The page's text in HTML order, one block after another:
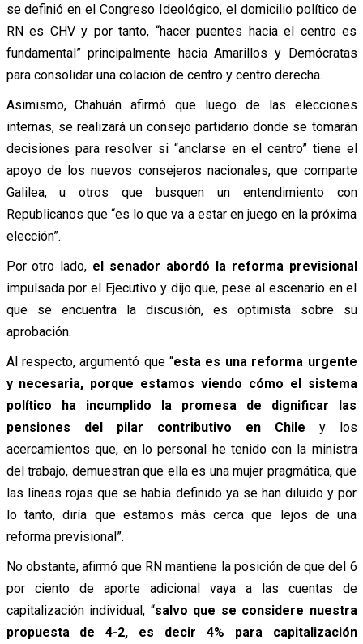
se definió en el Congreso Ideológico, el domicilio político de
RN es CHV y por tanto, “hacer puentes hacia el centro es
fundamental” principalmente hacia Amarillos y Demócratas
para consolidar una colación de centro y centro derecha.
Asimismo, Chahuán afirmó que luego de las elecciones
internas, se realizará un consejo partidario donde se tomarán
decisiones para resolver si “anclarse en el centro” tiene el
apoyo de los nuevos consejeros nacionales, que comparte
Galilea, u otros que busquen un entendimiento con
Republicanos que “es lo que va a estar en juego en la próxima
elección”.
Por otro lado, el senador abordó la reforma previsional
impulsada por el Ejecutivo y dijo que, pese al escenario en el
que se encuentra la discusión, es optimista sobre su
aprobación.
Al respecto, argumentó que “esta es una reforma urgente
y necesaria, porque estamos viendo cómo el sistema
político ha incumplido la promesa de dignificar las
pensiones del pilar contributivo en Chile y los
acercamientos que, en lo personal he tenido con la ministra
del trabajo, demuestran que ella es una mujer pragmática, que
las líneas rojas que se había definido ya se han diluido y por
lo tanto, diría que estamos más cerca que lejos de una
reforma previsional”.
No obstante, afirmó que RN mantiene la posición de que del 6
por ciento de aporte adicional vaya a las cuentas de
capitalización individual, “salvo que se considere nuestra
propuesta de 4-2, es decir 4% para capitalización